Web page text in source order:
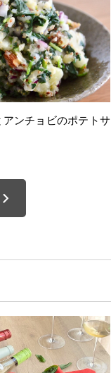
アンチョビのポテトサ